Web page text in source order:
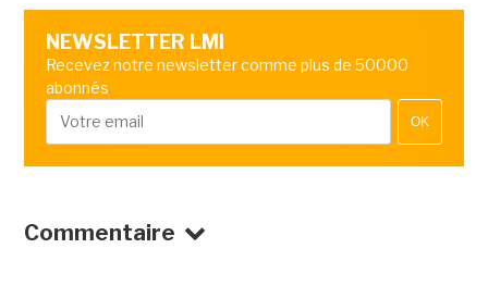
NEWSLETTER LMI
Recevez notre newsletter comme plus de 50000
abonnés
OK
Commentaire